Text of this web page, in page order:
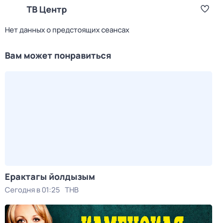
ТВ Центр
Нет данных о предстоящих сеансах
Вам может понравиться
Ерактагы йолдызым
Сегодня в 01:25 ТНВ